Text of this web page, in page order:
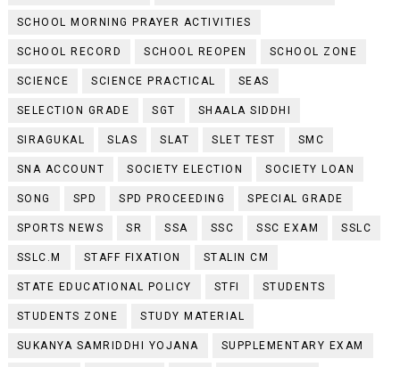
SCHOOL MORNING PRAYER ACTIVITIES
SCHOOL RECORD SCHOOL REOPEN SCHOOL ZONE
SCIENCE SCIENCE PRACTICAL SEAS
SELECTION GRADE SGT SHAALA SIDDHI
SIRAGUKAL SLAS SLAT SLET TEST SMC
SNA ACCOUNT SOCIETY ELECTION SOCIETY LOAN
SONG SPD SPD PROCEEDING SPECIAL GRADE
SPORTS NEWS SR SSA SSC SSC EXAM SSLC
SSLC.M STAFF FIXATION STALIN CM
STATE EDUCATIONAL POLICY STFI STUDENTS
STUDENTS ZONE STUDY MATERIAL
SUKANYA SAMRIDDHI YOJANA SUPPLEMENTARY EXAM